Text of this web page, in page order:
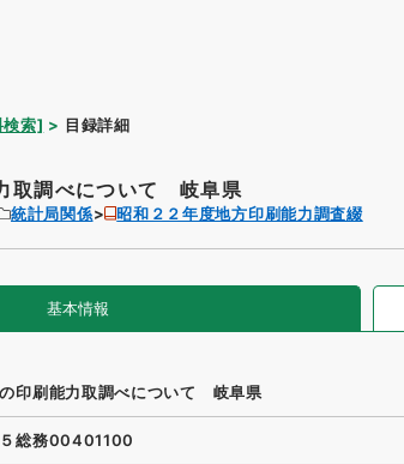
検索] 目録詳細
取調べについて 岐阜県
統計局関係 昭和２２年度地方印刷能力調査綴
基本情報
印刷能力取調べについて 岐阜県
総務00401100